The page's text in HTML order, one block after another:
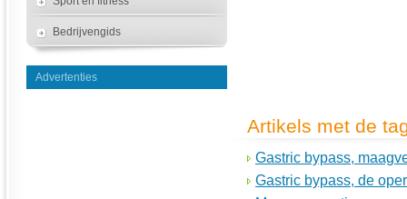
Bedrijvengids
Advertenties
Artikels met de
Gastric bypass,
Gastric bypass, de